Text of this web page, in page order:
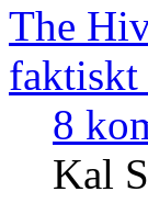
The
faktiskt
8
Kal